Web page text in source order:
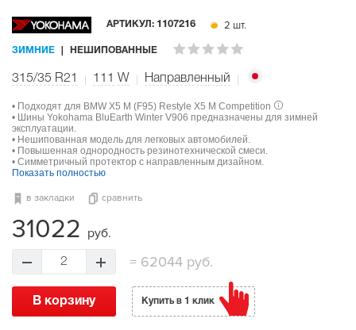
АРТИКУЛ: 1107216 2 шт.
ЗИМНИЕ НЕШИПОВАННЫЕ
315/35 R21 111 W Направленный
• Подходят для BMW X5 M (F95) Restyle X5 M Competition
• Шины Yokohama BluEarth Winter V906 предназначены для зимней
эксплуатации.
• Нешипованная модель для легковых автомобилей.
• Повышенная однородность резинотехнической смеси.
• Симметричный протектор с направленным дизайном.
Показать полностью
в закладки сравнить
31022 руб.
2 = 62044 руб.
В корзину Купить в 1 клик